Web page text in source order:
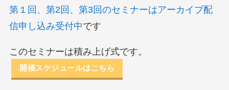
第１回、第2回、第3回のセミナーはアーカイブ配
信申し込み受付中です
このセミナーは積み上げ式です。
開催スケジュールはこちら